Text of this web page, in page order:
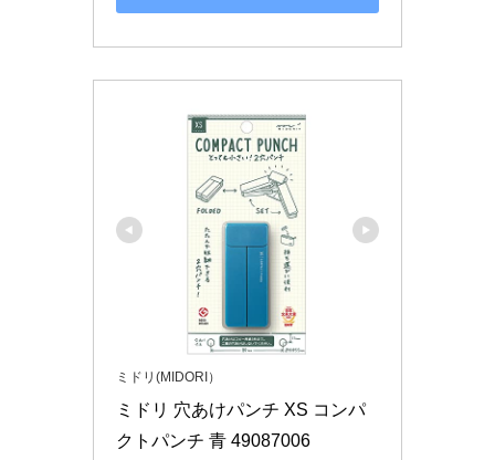
ミドリ(MIDORI）
ミドリ 穴あけパンチ XS コンパ
クトパンチ 青 49087006